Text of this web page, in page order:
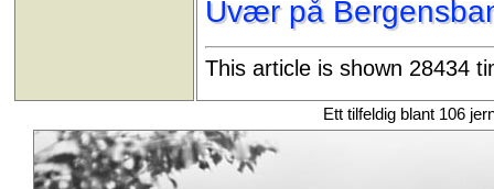
Uvær på
This article is shown 28434
Ett tilfeldig blant 106